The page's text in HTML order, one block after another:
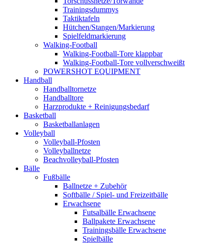
Trainingsdummys
Taktiktafeln
Hütchen/Stangen/Markierung
Spielfeldmarkierung
Walking-Football
Walking-Football-Tore klappbar
Walking-Football-Tore vollverschweißt
POWERSHOT EQUIPMENT
Handball
Handballtornetze
Handballtore
Harzprodukte + Reinigungsbedarf
Basketball
Basketballanlagen
Volleyball
Volleyball-Pfosten
Volleyballnetze
Beachvolleyball-Pfosten
Bälle
Fußbälle
Ballnetze + Zubehör
Softbälle / Spiel- und Freizeitbälle
Erwachsene
Futsalbälle Erwachsene
Ballpakete Erwachsene
Trainingsbälle Erwachsene
Spielbälle